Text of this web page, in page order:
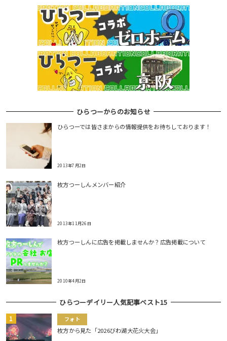
ひらつーからのお知らせ
ひらつーでは皆さまからの情報提供をお待ちしております！
2013年7月2日
枚方つーしんメンバー紹介
2013年11月26日
枚方つーしんに広告を掲載しませんか？広告掲載について
2010年4月2日
ひらつーデイリー人気記事ベスト15
フォト
枚方から見た「2026びわ湖大花火大会」